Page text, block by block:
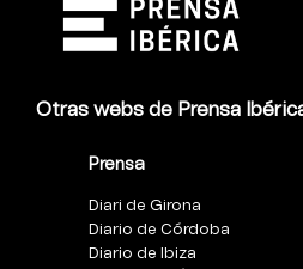
Otras webs de Prensa
Prensa
Diari de Girona
Diario de Córdoba
Diario de Ibiza